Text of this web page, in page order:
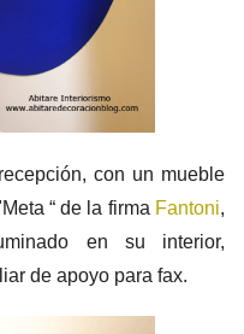
con un mueble
“ de la firma Fantoni,
en su interior,
de apoyo para fax.